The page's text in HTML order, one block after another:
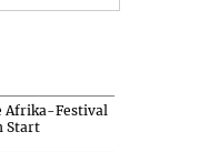
Afrika-Festival
Start